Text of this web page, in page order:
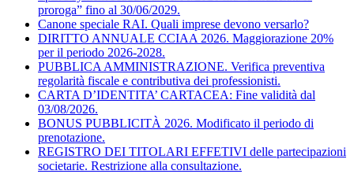
proroga” fino al 30/06/2029.
Canone speciale RAI. Quali imprese devono versarlo?
DIRITTO ANNUALE CCIAA 2026. Maggiorazione 20%
per il periodo 2026-2028.
PUBBLICA AMMINISTRAZIONE. Verifica preventiva
regolarità fiscale e contributiva dei professionisti.
CARTA D’IDENTITA’ CARTACEA: Fine validità dal
03/08/2026.
BONUS PUBBLICITÀ 2026. Modificato il periodo di
prenotazione.
REGISTRO DEI TITOLARI EFFETIVI delle partecipazioni
societarie. Restrizione alla consultazione.